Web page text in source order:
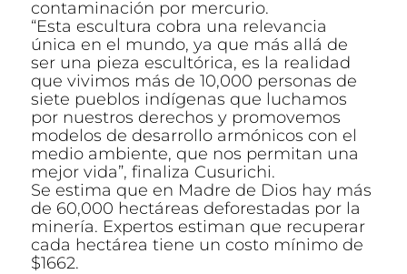
contaminación por mercurio.
“Esta escultura cobra una relevancia
única en el mundo, ya que más allá de
ser una pieza escultórica, es la realidad
que vivimos más de 10,000 personas de
siete pueblos indígenas que luchamos
por nuestros derechos y promovemos
modelos de desarrollo armónicos con el
medio ambiente, que nos permitan una
mejor vida”, finaliza Cusurichi.
Se estima que en Madre de Dios hay más
de 60,000 hectáreas deforestadas por la
minería. Expertos estiman que recuperar
cada hectárea tiene un costo mínimo de
$1662.